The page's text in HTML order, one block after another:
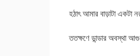
হঠাৎ আমার বাড়াটা একটা
ততক্ষণে ডান্ডার অবস্থা